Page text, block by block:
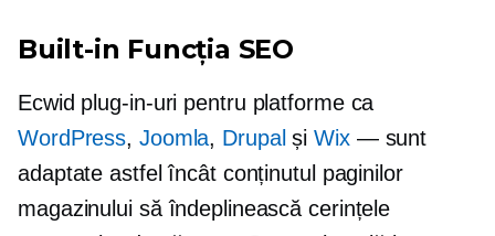
Built-in Funcția SEO
Ecwid plug-in-uri pentru platforme ca
WordPress, Joomla, DrupalșiWix— sunt
adaptate astfel încât conținutul paginilor
magazinului să îndeplinească cerințele